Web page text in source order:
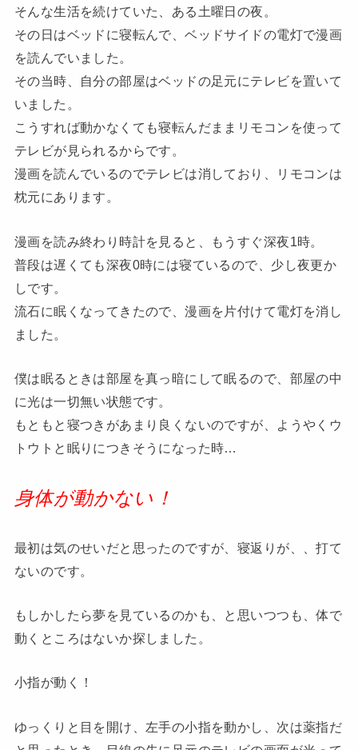
そんな生活を続けていた、ある土曜日の夜。
その日はベッドに寝転んで、ベッドサイドの電灯で漫画
を読んでいました。
その当時、自分の部屋はベッドの足元にテレビを置いて
いました。
こうすれば動かなくても寝転んだままリモコンを使って
テレビが見られるからです。
漫画を読んでいるのでテレビは消しており、リモコンは
枕元にあります。
漫画を読み終わり時計を見ると、もうすぐ深夜1時。
普段は遅くても深夜0時には寝ているので、少し夜更か
しです。
流石に眠くなってきたので、漫画を片付けて電灯を消し
ました。
僕は眠るときは部屋を真っ暗にして眠るので、部屋の中
に光は一切無い状態です。
もともと寝つきがあまり良くないのですが、ようやくウ
トウトと眠りにつきそうになった時…
身体が動かない！
最初は気のせいだと思ったのですが、寝返りが、、打て
ないのです。
もしかしたら夢を見ているのかも、と思いつつも、体で
動くところはないか探しました。
小指が動く！
ゆっくりと目を開け、左手の小指を動かし、次は薬指だ